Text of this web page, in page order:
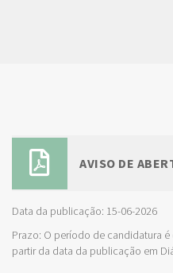
AVISO DE
Data da publicação: 15-06-2026
Prazo: O período de candidatura
partir da data da publicação em